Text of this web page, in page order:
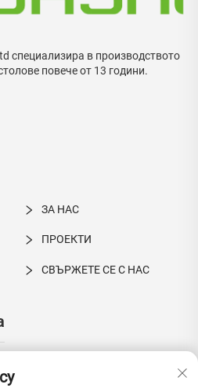
специализира в производството
повече от 13 години.
ЗА НАС
ПРОЕКТИ
СВЪРЖЕТЕ СЕ С НАС
зона Шато, град Жиуцянг,
Гуандун, Китай